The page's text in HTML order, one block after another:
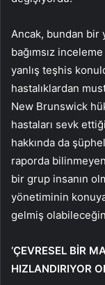
Ancak, bundan bir
bağımsız
yanlış teşhis
hastalıklardan
New Brunswick
hastaları sevk
hakkında da
raporda
bir grup insanın
yönetiminin
gelmiş
‘ÇEVRESEL BİR
HIZLANDIRIYOR